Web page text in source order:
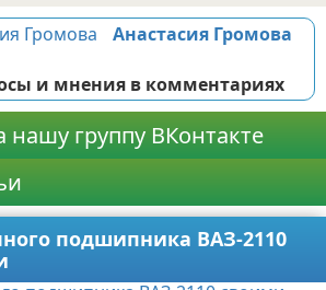
Анастасия Громова
и мнения в комментариях
группу ВКонтакте
подшипника ВАЗ-2110